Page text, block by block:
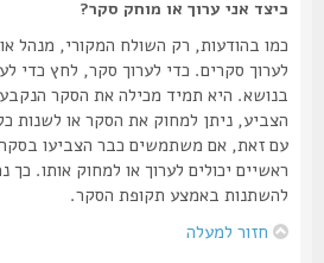
כיצד אני ערוך או מוחק סקר?
כמו בהודעות, רק השולח המקורי, מנהל או
לערוך סקרים. כדי לערוך סקר, לחץ כדי
בנושא. היא תמיד מכילה את הסקר הנקבע
הצביע, ניתן למחוק את הסקר או לשנות כל
עם זאת, אם משתמשים כבר הצביעו בסקר, רק
ראשיים יכולים לערוך או למחוק אותו. כך
להשתנות באמצע תקופת הסקר.
חזור למעלה